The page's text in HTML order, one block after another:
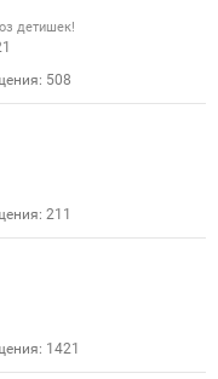
детишек!
508
211
1421